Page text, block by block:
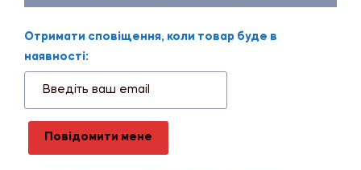
Отримати сповіщення, коли товар буде в
наявності:
Повідомити мене